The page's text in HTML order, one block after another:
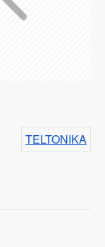
TELTONIKA